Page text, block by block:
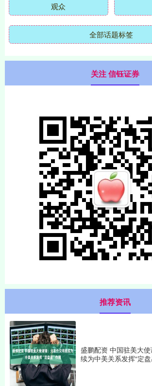
观众
全部话题标签
关注 信钰证券
推荐资讯
盛鹏配资 中国驻美大
续为中美关系发挥“定